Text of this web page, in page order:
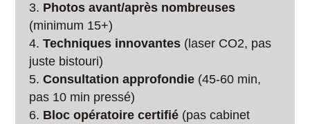
Photos avant/après nombreuses
(minimum 15+)
Techniques innovantes (laser CO2, pas
juste bistouri)
Consultation approfondie (45-60 min,
pas 10 min pressé)
Bloc opératoire certifié (pas cabinet